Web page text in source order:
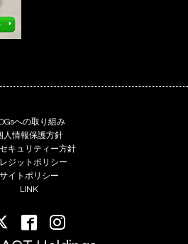
への取り組み
人情報保護方針
キュリティー方針
ジットポリシー
サイトポリシー
LINK